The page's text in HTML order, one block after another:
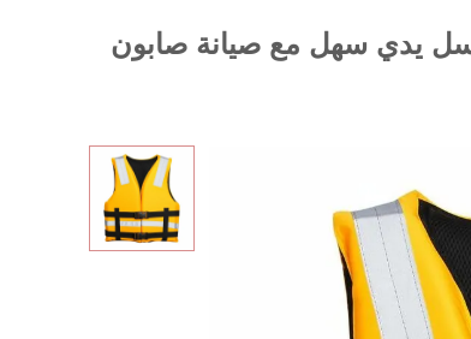
وغسل يدي سهل مع صيانة صابون